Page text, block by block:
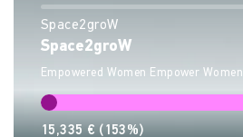
Space2groW
Space2groW
Empowered Women Empower Women
15,335 € (153%)